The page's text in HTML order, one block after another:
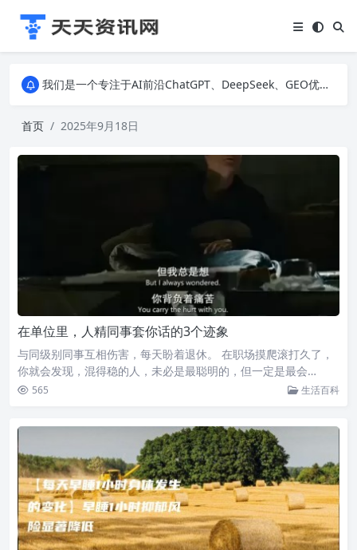
我们是一个专注于AI前沿ChatGPT、DeepSeek、GEO优化、SEO优化、建站技术、私域运营、直播间搭建、励志美文和生活百科等多个领域的知识科普网站。无论您是对AI技术、建站技术、营销运营、还是IT科技感兴趣，我们都为您提供最新、最有趣的资讯。
我们是一个专注于AI前沿ChatGPT、DeepSeek、GEO优化、SEO优化、建站技术、私域运营、直播间搭建、励志美文和生活百科等多个领域的知识科普网站。无论您是对AI技术、建站技术、营销运营、还是IT科技感兴趣，我们都为您提供最新、最有趣的资讯。
首页 2025年9月18日
在单位里，人精同事套你话的3个迹象
与同级别同事互相伤害，每天盼着退休。 在职场摸爬滚打久了，
你就会发现，混得稳的人，未必是最聪明的，但一定是最会…
565 生活百科